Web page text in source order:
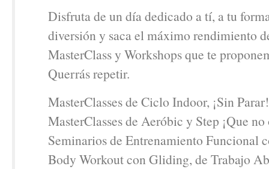
Disfruta de un día dedicado a tí, a tu
diversión y saca el máximo rendimiento
MasterClass y Workshops que te
Querrás repetir.
MasterClasses de Ciclo Indoor, ¡Sin Parar!
MasterClasses de Aeróbic y Step ¡Que
Seminarios de Entrenamiento Funcional
Body Workout con Gliding, de Trabajo